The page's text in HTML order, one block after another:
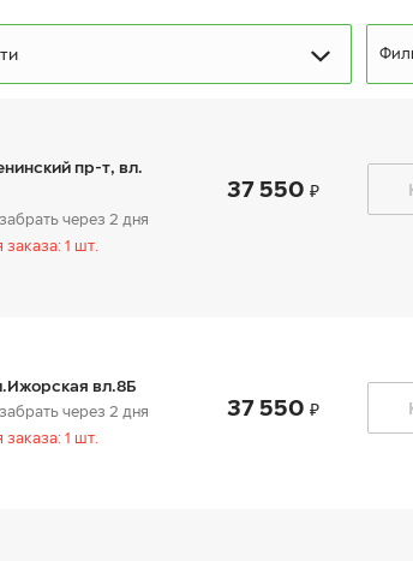
пр-т, вл.
через 2 дня
1 шт.
37 550
вл.8Б
через 2 дня
1 шт.
37 550
Ice 10 SUV
₽